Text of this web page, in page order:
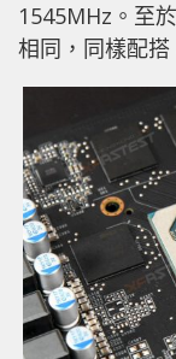
1545MHz。至
相同，同樣配